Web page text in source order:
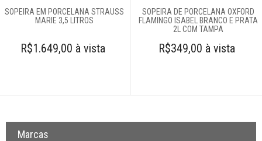
Açucareiros
Caminhos de
mesa
Cestas
talheres
Farinheira
SOPEIRA EM PORCELANA STRAUSS
MARIE 3,5 LITROS
R$1.649,00 à vista
SOPEIRA DE PORCELANA OXFORD
FLAMINGO ISABEL BRANCO E PRATA
2L COM TAMPA
R$349,00 à vista
Marcas